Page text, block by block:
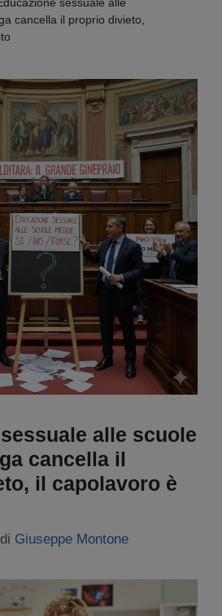
cancella il proprio divieto,
alle scuole
cancella il
il capolavoro è
di Giuseppe Montone